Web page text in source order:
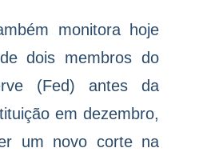
monitora hoje
dois membros do
(Fed) antes da
em dezembro,
um novo corte na